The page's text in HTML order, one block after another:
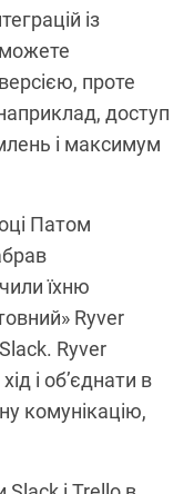
із
проте
доступ
і максимум
Патом
їхню
Ryver
Ryver
і об’єднати в
комунікацію,